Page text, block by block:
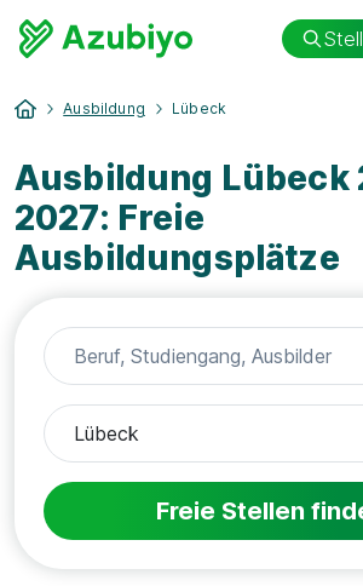
Ausbildung Lübeck
Ausbildung Lübeck
2027: Freie
Ausbildungsplätze
Freie Stellen